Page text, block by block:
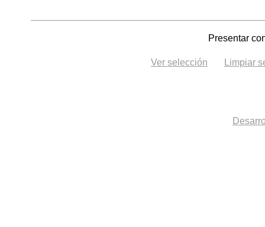
Presentar
Ver selección Limpiar